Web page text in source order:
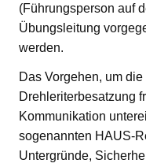
(Führungsperson auf
Übungsleitung
werden.
Das Vorgehen, um
Drehleriterbesatzung
Kommunikation
sogenannten HAUS-
Untergründe,